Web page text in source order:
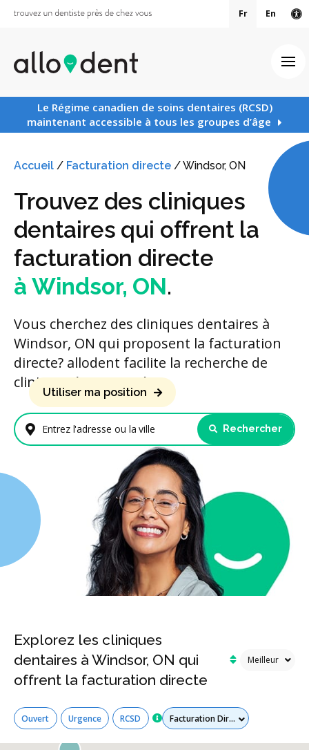
Fr En
Le Régime canadien de soins dentaires (RCSD)
maintenant accessible à tous les groupes d’âge
Accueil / Facturation directe /Windsor, ON
Trouvez des cliniques
dentaires qui offrent la
facturation directe
à Windsor, ON.
Vous cherchez des cliniques dentaires à
Windsor, ON qui proposent la facturation
directe? allodent facilite la recherche de
cliniques à proximité.
Entrez l'adresse ou la ville
Utiliser ma position
Rechercher
Explorez les cliniques
dentaires à Windsor, ON qui
offrent la facturation directe
Ouvert Urgence RCSD Tous les services